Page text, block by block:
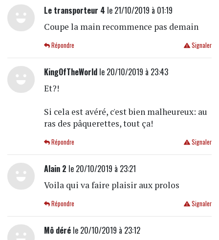
Le transporteur 4 le 21/10/2019 à 01:19
Coupe la main recommence pas demain
Signaler
Répondre
KingOfTheWorldle 20/10/2019 à 23:43
Et?!
Si cela est avéré, c'est bien malheureux: au
ras des pâquerettes, tout ça!
Signaler
Répondre
Alain 2 le 20/10/2019 à 23:21
Voila qui va faire plaisir aux prolos
Signaler
Répondre
Mô déréle 20/10/2019 à 23:12